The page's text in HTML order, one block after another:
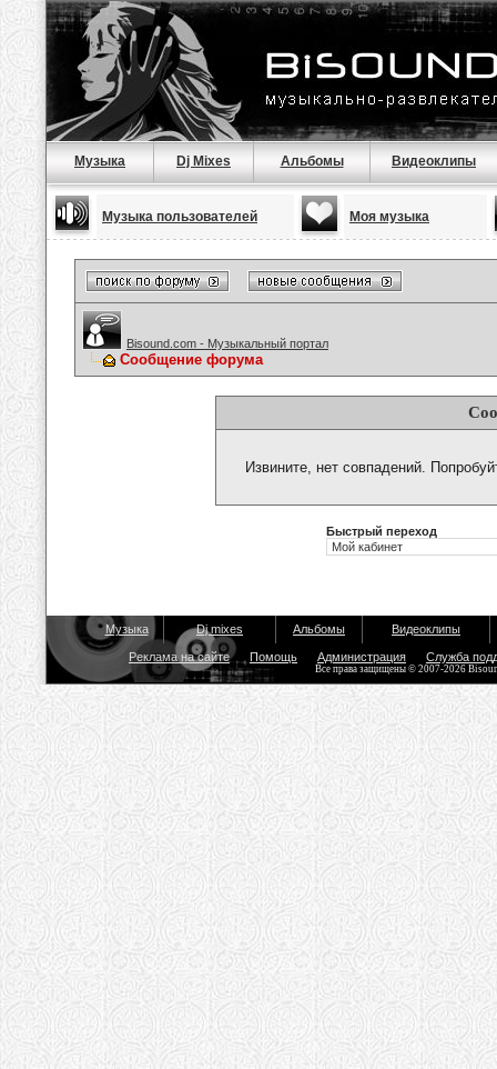
Музыка Dj Mixes Альбомы Видеоклипы
Музыка пользователей Моя музыка
Bisound.com - Музыкальный портал
Сообщение форума
Извините, нет совпадений.
Быстрый переход
Музыка Dj mixes Альбомы Видеоклипы
Реклама на сайте Помощь Администрация Служба
Все права защищены © 2007-2026